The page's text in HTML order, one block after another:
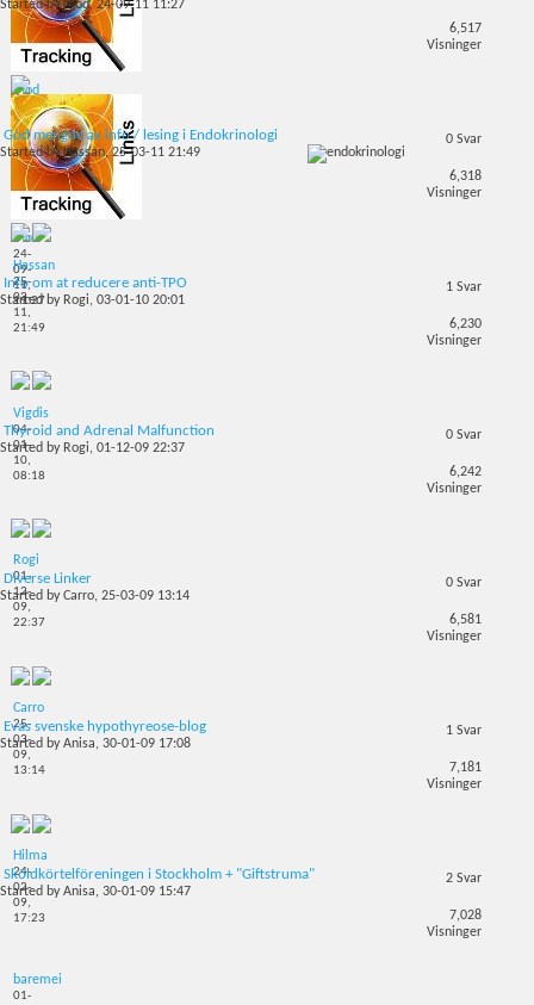
Mod
24-
09-
11,
11:34
Started byMod, 24-09-11 11:27
6,517
Visninger
Mod
24-
09-
11,
11:27
God mengde av info / lesing i Endokrinologi
Started byHassan, 25-03-11 21:49
0 Svar
6,318
Visninger
Hassan
25-
03-
11,
21:49
Info om at reducere anti-TPO
Started by Rogi, 03-01-10 20:01
1 Svar
6,230
Visninger
Vigdis
04-
01-
10,
08:18
Thyroid and Adrenal Malfunction
Started by Rogi, 01-12-09 22:37
0 Svar
6,242
Visninger
Rogi
01-
12-
09,
22:37
Diverse Linker
Started byCarro, 25-03-09 13:14
0 Svar
6,581
Visninger
Carro
25-
03-
09,
13:14
Evas svenske hypothyreose-blog
Started byAnisa, 30-01-09 17:08
1 Svar
7,181
Visninger
Hilma
24-
02-
09,
17:23
Sköldkörtelföreningen i Stockholm + "Giftstruma"
Started byAnisa, 30-01-09 15:47
2 Svar
7,028
Visninger
baremei
01-